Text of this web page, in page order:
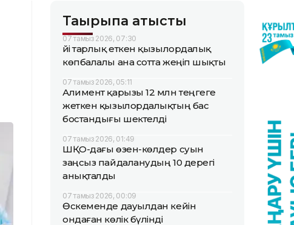
Тақырыпқа қатысты
07 тамыз 2026, 07:30
Үйі тарлық еткен қызылордалық
көпбалалы ана сотта жеңіп шықты
07 тамыз 2026, 05:11
Алимент қарызы 12 млн теңгеге
жеткен қызылордалықтың бас
бостандығы шектелді
07 тамыз 2026, 01:49
ШҚО-дағы өзен-көлдер суын
заңсыз пайдаланудың 10 дерегі
анықталды
07 тамыз 2026, 00:09
Өскеменде дауылдан кейін
ондаған көлік бүлінді